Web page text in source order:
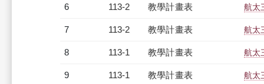
6 113-2 教學計畫表 航太
7 113-2 教學計畫表 航太
8 113-1 教學計畫表 航太
9 113-1 教學計畫表 航太